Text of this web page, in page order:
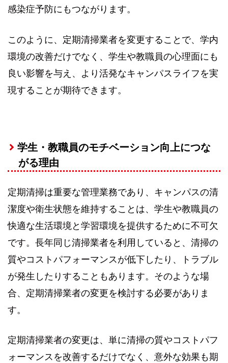
感染症予防にもつながります。
このように、定期清掃業者を変更することで、学内
環境の改善だけでなく、学生や教職員の心理面にも
良い影響を与え、より活発なキャンパスライフを実
現することが期待できます。
学生・教職員のモチベーション向上につな
がる理由
定期清掃は重要な管理業務であり、キャンパスの清
潔度や衛生状態を維持することは、学生や教職員の
快適な生活環境と学習環境を提供するために不可欠
です。長年同じ清掃業者を利用していると、清掃の
質やコストパフォーマンスが低下したり、トラブル
が発生したりすることもあります。そのような場
合、定期清掃業者の変更を検討する必要がありま
す。
定期清掃業者の変更は、単に清掃の質やコストパフ
ォーマンスを改善するだけでなく、意外な効果も期